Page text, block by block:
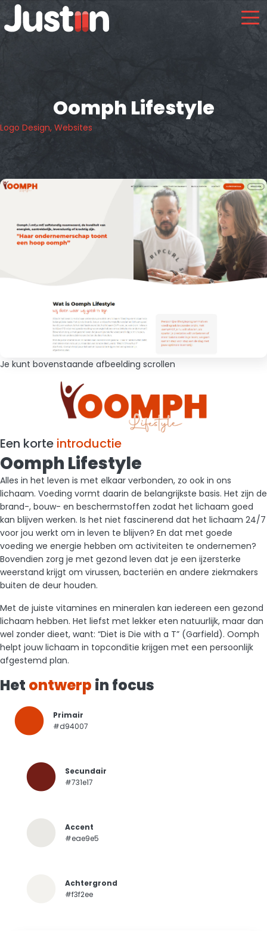
Oomph Lifestyle
Logo Design, Websites
Je kunt bovenstaande afbeelding scrollen
Een korte introductie
Oomph Lifestyle
Alles in het leven is met elkaar verbonden, zo ook in ons
lichaam. Voeding vormt daarin de belangrijkste basis. Het zijn de
brand-, bouw- en beschermstoffen zodat het lichaam goed
kan blijven werken. Is het niet fascinerend dat het lichaam 24/7
voor jou werkt om in leven te blijven? En dat met goede
voeding we energie hebben om activiteiten te ondernemen?
Bovendien zorg je met gezond leven dat je een ijzersterke
weerstand krijgt om virussen, bacteriën en andere ziekmakers
buiten de deur houden.
Met de juiste vitamines en mineralen kan iedereen een gezond
lichaam hebben. Het liefst met lekker eten natuurlijk, maar dan
wel zonder dieet, want: “Diet is Die with a T” (Garfield). Oomph
helpt jouw lichaam in topconditie krijgen met een persoonlijk
afgestemd plan.
Het ontwerp in focus
Primair
#d94007
Secundair
#731e17
Accent
#eae9e5
Achtergrond
#f3f2ee